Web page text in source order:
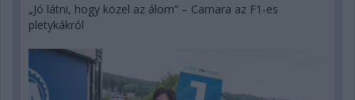
„Jó látni, hogy közel az álom” – Camara az F1-es
pletykákról